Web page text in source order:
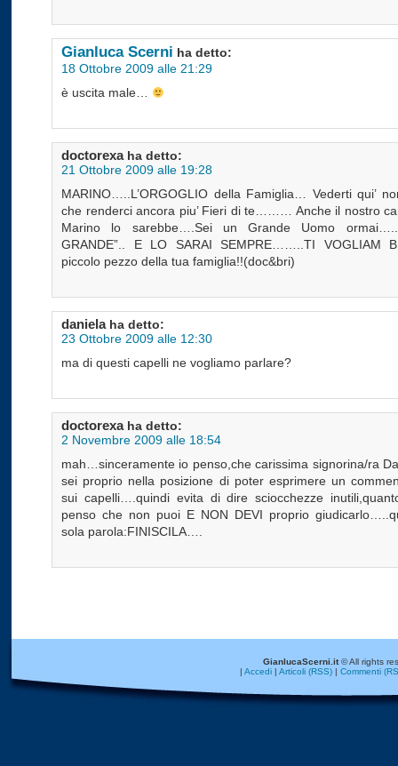
Gianluca Scerni ha detto:
18 Ottobre 2009 alle 21:29
è uscita male…
doctorexa ha detto:
21 Ottobre 2009 alle 19:28
MARINO…..L’ORGOGLIO della Famiglia… Vederti qui’
che renderci ancora piu’ Fieri di te……… Anche il nostro
Marino lo sarebbe….Sei un Grande Uomo
GRANDE”.. E LO SARAI SEMPRE……..TI VOGLIAM
piccolo pezzo della tua famiglia!!(doc&bri)
daniela ha detto:
23 Ottobre 2009 alle 12:30
ma di questi capelli ne vogliamo parlare?
doctorexa ha detto:
2 Novembre 2009 alle 18:54
mah…sinceramente io penso,che carissima signorina/ra
sei proprio nella posizione di poter esprimere un
sui capelli….quindi evita di dire sciocchezze
penso che non puoi E NON DEVI proprio
sola parola:FINISCILA….
GianlucaScerni.it© All rights
| Accedi| Articoli (RSS)| Commenti